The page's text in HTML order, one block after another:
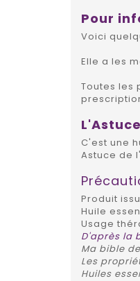
Pour
Voici
Elle a les
Toutes les
C'est une
Astuce de
Produit
Huile
Usage
D'après la
Ma bible
Les
Huiles